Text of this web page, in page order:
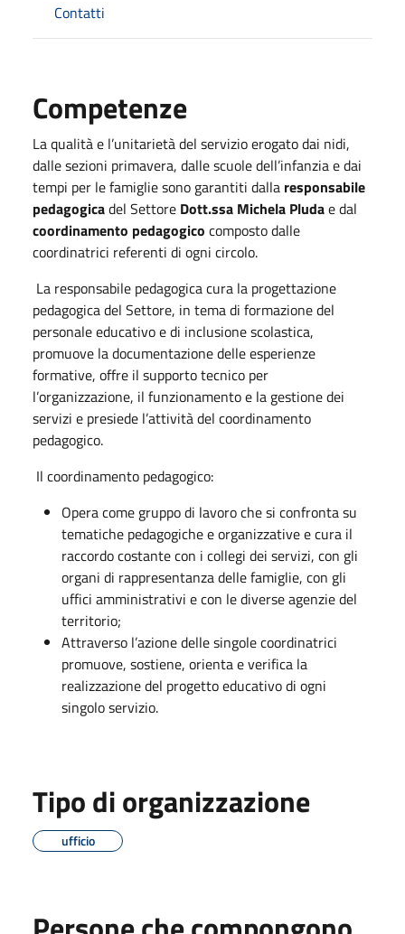
Contatti
Competenze
La qualità e l’unitarietà del servizio erogato dai nidi,
dalle sezioni primavera, dalle scuole dell’infanzia e dai
tempi per le famiglie sono garantiti dalla responsabile
pedagogicadel Settore Dott.ssa Michela Pludae dal
coordinamento pedagogico composto dalle
coordinatrici referenti di ogni circolo.
La responsabile pedagogica cura la progettazione
pedagogica del Settore, in tema di formazione del
personale educativo e di inclusione scolastica,
promuove la documentazione delle esperienze
formative, offre il supporto tecnico per
l’organizzazione, il funzionamento e la gestione dei
servizi e presiede l’attività del coordinamento
pedagogico.
Il coordinamento pedagogico:
Opera come gruppo di lavoro che si confronta su
tematiche pedagogiche e organizzative e cura il
raccordo costante con i collegi dei servizi, con gli
organi di rappresentanza delle famiglie, con gli
uffici amministrativi e con le diverse agenzie del
territorio;
Attraverso l’azione delle singole coordinatrici
promuove, sostiene, orienta e verifica la
realizzazione del progetto educativo di ogni
singolo servizio.
Tipo di organizzazione
ufficio